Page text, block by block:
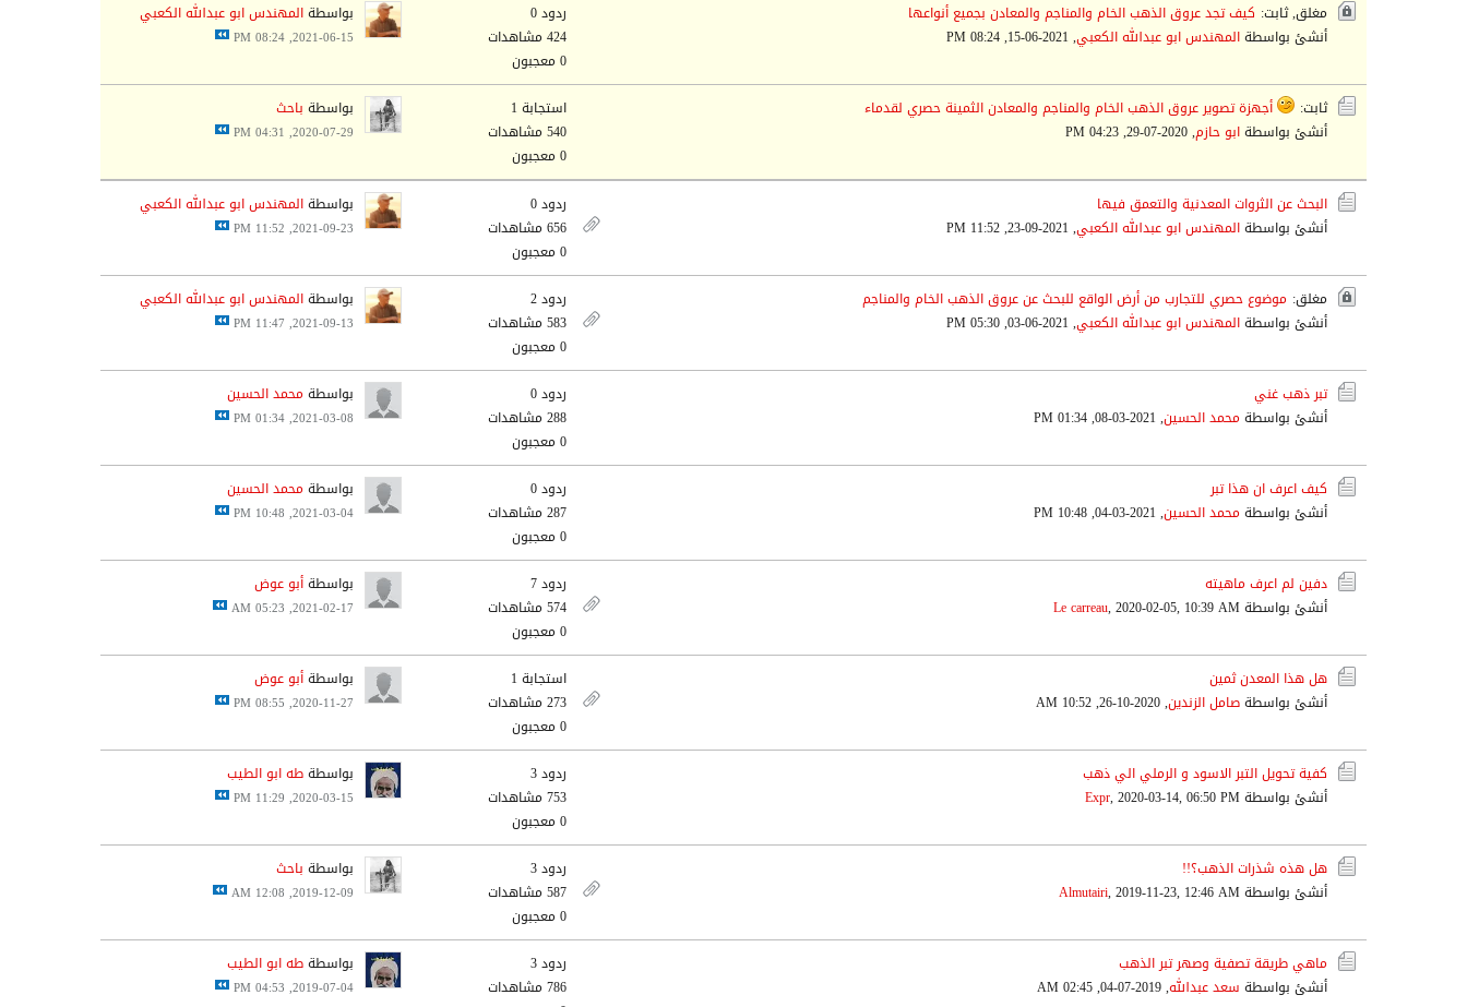
مغلق, ثابت: كيف تجد عروق الذهب الخام والمناجم والمعادن بجميع أنواعها
أنشئ بواسطةالمهندس ابو عبدالله الكعبي,
2021-06-15, 08:24 PM
ردود 0
424 مشاهدات
0 معجبون
بواسطةالمهندس ابو عبدالله الكعبي
2021-06-15, 08:24 PM
ثابت:
أجهزة تصوير عروق الذهب الخام والمناجم والمعادن الثمينة حصري لقدماء
أنشئ بواسطةابو حازم,
2020-07-29, 04:23 PM
استجابة 1
540 مشاهدات
0 معجبون
بواسطة باحث
2020-07-29, 04:31 PM
البحث عن الثروات المعدنية والتعمق فيها
أنشئ بواسطةالمهندس ابو عبدالله الكعبي,
2021-09-23, 11:52 PM
ردود 0
656 مشاهدات
0 معجبون
بواسطةالمهندس ابو عبدالله الكعبي
2021-09-23, 11:52 PM
مغلق: موضوع حصري للتجارب من أرض الواقع للبحث عن عروق الذهب الخام والمناجم
أنشئ بواسطةالمهندس ابو عبدالله الكعبي,
2021-06-03, 05:30 PM
ردود 2
583 مشاهدات
0 معجبون
بواسطةالمهندس ابو عبدالله الكعبي
2021-09-13, 11:47 PM
تبر ذهب غني
أنشئ بواسطة محمد الحسين,
2021-03-08, 01:34 PM
ردود 0
288 مشاهدات
0 معجبون
بواسطة محمد الحسين
2021-03-08, 01:34 PM
كيف اعرف ان هذا تبر
أنشئ بواسطة محمد الحسين,
2021-03-04, 10:48 PM
ردود 0
287 مشاهدات
0 معجبون
بواسطة محمد الحسين
2021-03-04, 10:48 PM
دفين لم اعرف ماهيته
أنشئ بواسطة
Le carreau,2020-02-05, 10:39 AM
ردود 7
574 مشاهدات
0 معجبون
بواسطةأبو عوض
2021-02-17, 05:23 AM
هل هذا المعدن ثمين
أنشئ بواسطةصامل الزندين,
2020-10-26, 10:52 AM
استجابة 1
273 مشاهدات
0 معجبون
بواسطةأبو عوض
2020-11-27, 08:55 PM
كفية تحويل التبر الاسود و الرملي الي ذهب
أنشئ بواسطة
Expr,2020-03-14, 06:50 PM
ردود 3
753 مشاهدات
0 معجبون
بواسطةطه ابو الطيب
2020-03-15, 11:29 PM
هل هذه شذرات الذهب؟!!
أنشئ بواسطة
Almutairi,2019-11-23, 12:46 AM
ردود 3
587 مشاهدات
0 معجبون
بواسطة باحث
2019-12-09, 12:08 AM
ماهي طريقة تصفية وصهر تبر الذهب
أنشئ بواسطة سعد عبدالله,
2019-07-04, 02:45 AM
ردود 3
786 مشاهدات
بواسطةطه ابو الطيب
2019-07-04, 04:53 PM